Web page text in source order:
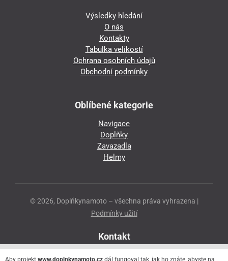
Výsledky hledání
O nás
Kontakty
Tabulka velikostí
Ochrana osobních údajů
Obchodní podmínky
Oblíbené kategorie
Navigace
Doplňky
Zavazadla
Helmy
© 2026, Doplňkynamoto – všechna práva vyhrazena |
Podmínky užití
Kontakt
Přeloučská 86
Aby projekt www.doplnkynamoto.cz dál fungoval tak, jak ho znáte, abyste na